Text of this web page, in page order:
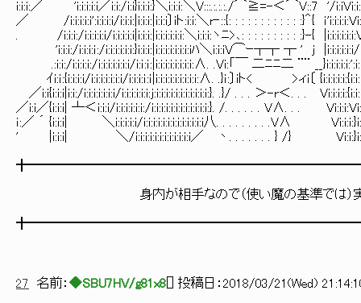
i:i:i:／ 'i:i:i:i:i／i:i:/i:i}i:i:i:}＼i:i:i:＼V:::.:.:.:./⌒≧=-＜⌒V::7 '/
／ /i:i:i:i:i':i:i:i:i/i:i:i:|i:i:i:|i:i:i〕iト:i:i:＼r‐::{: : : : : : : : : : : :}＾{ ｉ
. /i:i:i:/i:i:i:i:i/i:i:i:i:i|i:i:i:|i:i:i:i:i:i:＼i:i:i:ヽﾆ>､: : : : : : : : : :}-{
'i:i:i:/i:i:i:ｉ:/i:i:i:i:i:i:}i:i:i:|i:i:i:i:i:i:i:iﾊ＼i:i:iV⌒ｰ┬┬ ┬ ' j
.:i:i:/i:i:i:i:/i:i:i:i:i:i:i/i:ｉ:ｉ:|i:i:i:i:i:i:i:i:∧. .Vi:「￣ 二ﾆﾆ二
ｲi:ｉ:{i:i:i:i/i:i:i:i:i:i:i/i:i:i:ｉ:ｉ|i:i:i:i:i:i:i:i:i:∧. .}ｉ:〕iト< >ィ
／i:i{i:i:i|i:i:/i:i:i:i:i:i:i/i:i:i:i:i:i:j:i:i:i:i:i:i:i:i:i:i:i:}. .}/ . . . ＞-r＜.
／i:i／{i:i:i| ┴＜i:i:i/i:i:i:i:i:i:/i:i:i:i:i:i:i:i:i:i:i:i:}. /. . . . . .
ｉ:／ ´ {i:i:i| ＼i:i:i:i:i/i:i:i:i:i:i:i:i:i:i:i:i:i八. . . . . . . . .V∧
' |i:i:i| ＼/i:i:i:i:i:i:i:i:i:i:i:i／ 丶. . . . . . . } /}
身内が相手なので（使い魔の基準では）実に穏
27 名前： ◆SBU7HV/g81x8 ] 投稿日： 2018/03/21(Wed)